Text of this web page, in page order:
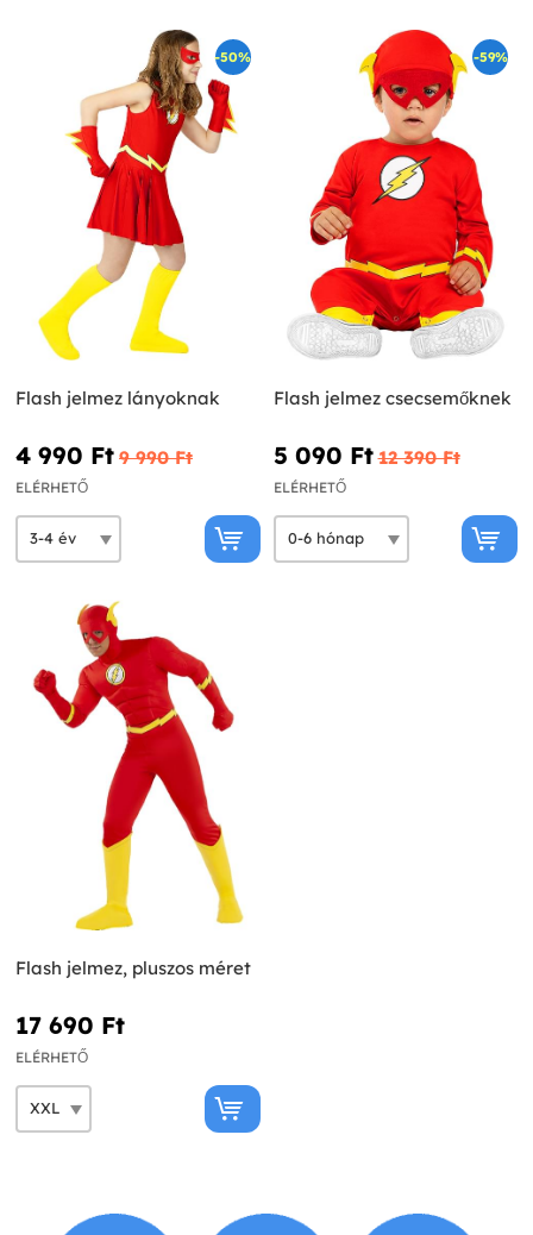
-50%
Flash jelmez lányoknak
4 990 Ft‎ 9 990 Ft‎
ELÉRHETŐ
-59%
Flash jelmez csecsemőknek
5 090 Ft‎ 12 390 Ft‎
ELÉRHETŐ
Flash jelmez, pluszos méret
17 690 Ft‎
ELÉRHETŐ